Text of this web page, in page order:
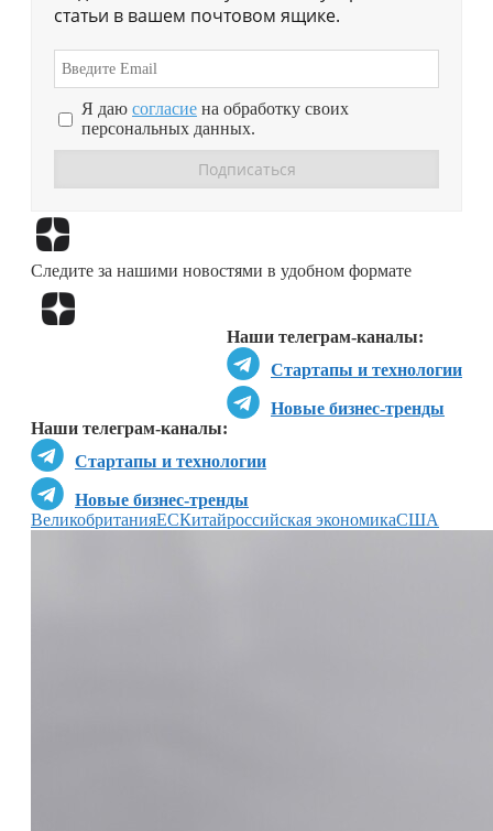
статьи в вашем почтовом ящике.
Я даю согласие на обработку своих
персональных данных.
Следите за нашими новостями в удобном формате
Наши телеграм-каналы:
Стартапы и технологии
Новые бизнес-тренды
Наши телеграм-каналы:
Стартапы и технологии
Новые бизнес-тренды
ВеликобританияЕСКитайроссийская экономикаСША